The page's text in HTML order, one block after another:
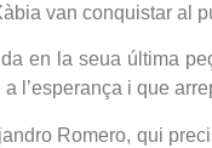
van conquistar al
en la seua última
l’esperança i que
Romero, qui